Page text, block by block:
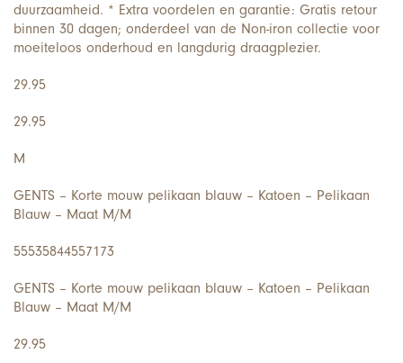
duurzaamheid. * Extra voordelen en garantie: Gratis retour
binnen 30 dagen; onderdeel van de Non-iron collectie voor
moeiteloos onderhoud en langdurig draagplezier.
29.95
29.95
M
GENTS – Korte mouw pelikaan blauw – Katoen – Pelikaan
Blauw – Maat M/M
55535844557173
GENTS – Korte mouw pelikaan blauw – Katoen – Pelikaan
Blauw – Maat M/M
29.95